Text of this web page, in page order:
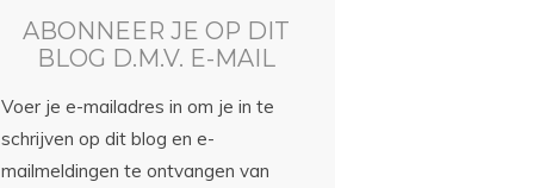
ABONNEER JE OP DIT
BLOG D.M.V. E-MAIL
Voer je e-mailadres in om je in te
schrijven op dit blog en e-
mailmeldingen te ontvangen van